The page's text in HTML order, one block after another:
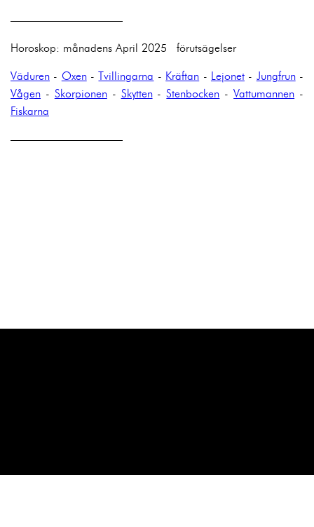
——————————
Horoskop: månadens April 2025 förutsägelser
Väduren - Oxen-Tvillingarna - Kräftan - Lejonet- Jungfrun-
Vågen - Skorpionen- Skytten-Stenbocken -Vattumannen -
Fiskarna
——————————